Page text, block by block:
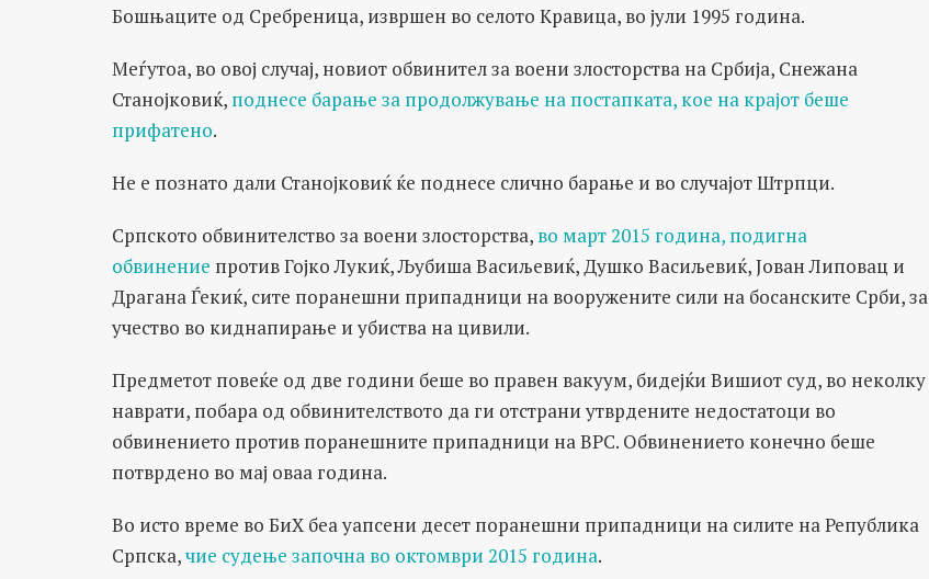
Бошњаците од Сребреница, извршен во селото Кравица, во јули 1995 година.
Меѓутоа, во овој случај, новиот обвинител за воени злосторства на Србија, Снежана
Станојковиќ, поднесе барање за продолжување на постапката, кое на крајот беше
прифатено.
Не е познато дали Станојковиќ ќе поднесе слично барање и во случајот Штрпци.
Српското обвинителство за воени злосторства, во март 2015 година, подигна
обвинение против Гојко Лукиќ, Љубиша Васиљевиќ, Душко Васиљевиќ, Јован Липовац и
Драгана Ѓекиќ, сите поранешни припадници на вооружените сили на босанските Срби, за
учество во киднапирање и убиства на цивили.
Предметот повеќе од две години беше во правен вакуум, бидејќи Вишиот суд, во неколку
наврати, побара од обвинителството да ги отстрани утврдените недостатоци во
обвинението против поранешните припадници на ВРС. Обвинението конечно беше
потврдено во мај оваа година.
Во исто време во БиХ беа уапсени десет поранешни припадници на силите на Република
Српска,чие судење започна во октомври 2015 година.